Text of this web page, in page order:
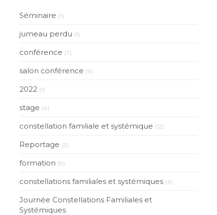
Séminaire (1)
jumeau perdu (1)
conférence (7)
salon conférence (9)
2022 (1)
stage (4)
constellation familiale et systémique (12)
Reportage (3)
formation (9)
constellations familiales et systémiques (4)
Journée Constellations Familiales et
Systémiques